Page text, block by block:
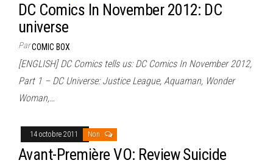
DC Comics In November 2012: DC
universe
ParCOMIC BOX
[ENGLISH] DC Comics tells us: DC Comics In November 2012,
Part 1 – DC Universe: Justice League, Aquaman, Wonder
Woman,…
14 octobre 2011 Non
Avant-Première VO: Review Suicide